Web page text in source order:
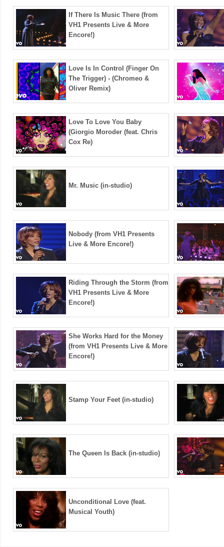
If There Is Music There (from
VH1 Presents Live & More
Encore!)
Love Is In Control (Finger On
The Trigger) - (Chromeo &
Oliver Remix)
Love To Love You Baby
(Giorgio Moroder (feat. Chris
Cox Re)
Mr. Music (in-studio)
Nobody (from VH1 Presents
Live & More Encore!)
Riding Through the Storm (from
VH1 Presents Live & More
Encore!)
She Works Hard for the Money
(from VH1 Presents Live & More
Encore!)
Stamp Your Feet (in-studio)
The Queen Is Back (in-studio)
Unconditional Love (feat.
Musical Youth)